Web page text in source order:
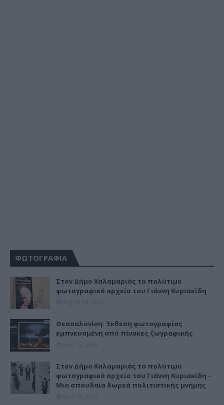
ΦΩΤΟΓΡΑΦΙΑ
Στον Δήμο Καλαμαριάς το πολύτιμο
φωτογραφικό αρχείο του Γιάννη Κυριακίδη
Θεσσαλονίκη: Έκθεση φωτογραφίας
εμπνευσμένη από πίνακες ζωγραφικής
Στον Δήμο Καλαμαριάς το πολύτιμο
φωτογραφικό αρχείο του Γιάννη Κυριακίδη –
Μια σπουδαία δωρεά πολιτιστικής μνήμης